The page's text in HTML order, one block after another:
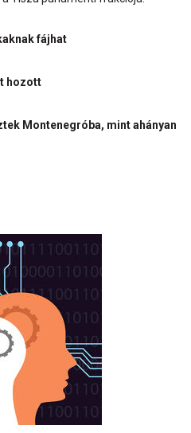
fájhat
hozott
Montenegróba, mint ahányan